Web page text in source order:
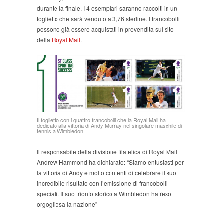
durante la finale. I 4 esemplari saranno raccolti in un
foglietto che sarà venduto a 3,76 sterline. I francobolli
possono già essere acquistati in prevendita sul sito
della Royal Mail.
Il foglietto con i quattro francobolli che la Royal Mail ha
dedicato alla vittoria di Andy Murray nel singolare maschile di
tennis a Wimbledon
Il responsabile della divisione filatelica di Royal Mail
Andrew Hammond ha dichiarato: “Siamo entusiasti per
la vittoria di Andy e molto contenti di celebrare il suo
incredibile risultato con l’emissione di francobolli
speciali. Il suo trionfo storico a Wimbledon ha reso
orgogliosa la nazione”